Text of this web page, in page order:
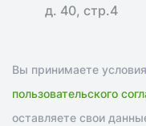
д. 40, стр.4
Вы принимаете условия
пользовательского
оставляете свои